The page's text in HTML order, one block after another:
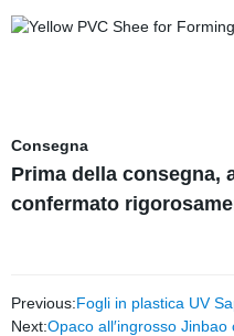
Consegna
Prima della consegna,
confermato
Previous:Fogli in plastica UV
Next:Opaco all′ingrosso